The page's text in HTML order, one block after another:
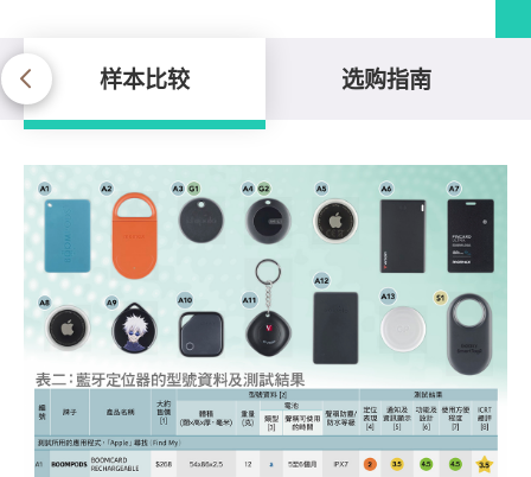
样本比较 选购指南
样本比较